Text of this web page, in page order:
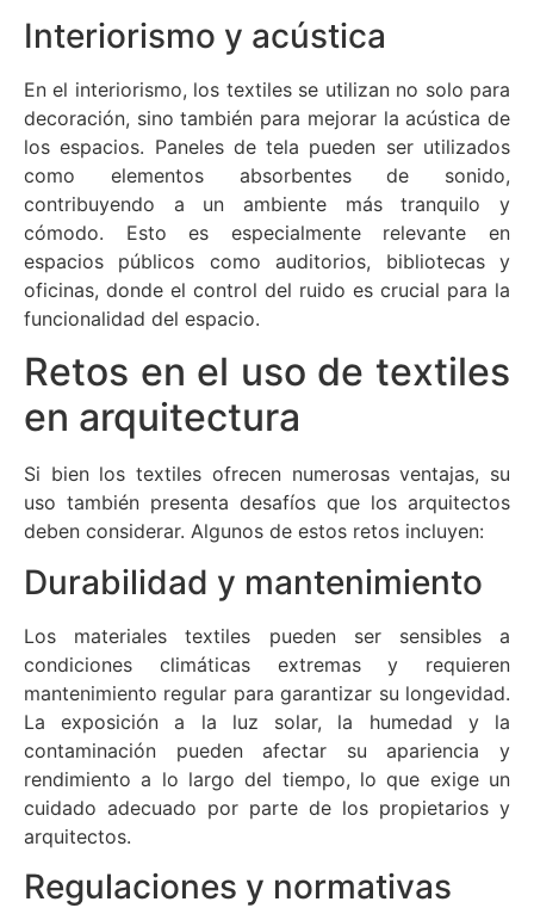
Interiorismo y acústica
En el interiorismo, los textiles se utilizan no solo para
decoración, sino también para mejorar la acústica de
los espacios. Paneles de tela pueden ser utilizados
como elementos absorbentes de sonido,
contribuyendo a un ambiente más tranquilo y
cómodo. Esto es especialmente relevante en
espacios públicos como auditorios, bibliotecas y
oficinas, donde el control del ruido es crucial para la
funcionalidad del espacio.
Retos en el uso de textiles
en arquitectura
Si bien los textiles ofrecen numerosas ventajas, su
uso también presenta desafíos que los arquitectos
deben considerar. Algunos de estos retos incluyen:
Durabilidad y mantenimiento
Los materiales textiles pueden ser sensibles a
condiciones climáticas extremas y requieren
mantenimiento regular para garantizar su longevidad.
La exposición a la luz solar, la humedad y la
contaminación pueden afectar su apariencia y
rendimiento a lo largo del tiempo, lo que exige un
cuidado adecuado por parte de los propietarios y
arquitectos.
Regulaciones y normativas